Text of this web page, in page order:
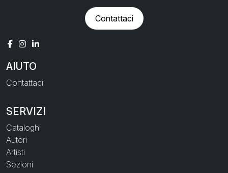
Contattaci
AIUTO
Contattaci
SERVIZI
Cataloghi
Autori
Artisti
Sezioni